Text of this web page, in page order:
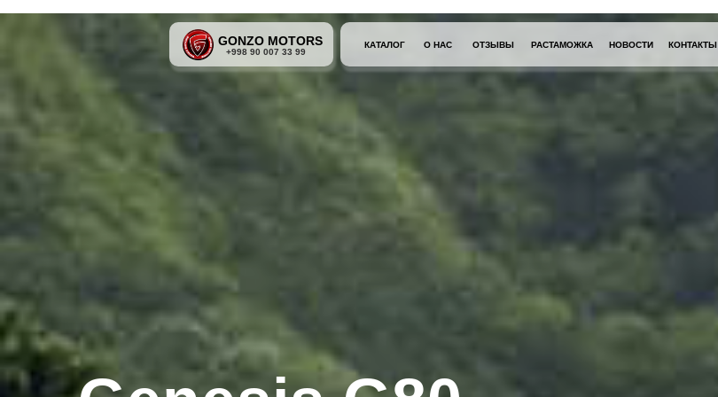
GONZO MOTORS КАТАЛОГ О НАС ОТЗЫВЫ РАСТАМОЖКА НОВОСТИ КОНТАКТЫ
+998 90 007 33 99